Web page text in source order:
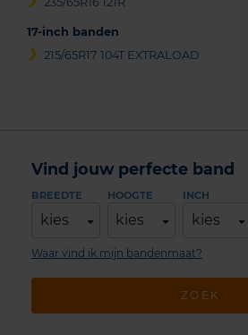
17-inch banden
215/65R17 104T EXTRALOAD
Vind jouw perfecte band
BREEDTE
kies
HOOGTE
kies
INCH
kies
ZOEK
Waar vind ik mijn bandenmaat?